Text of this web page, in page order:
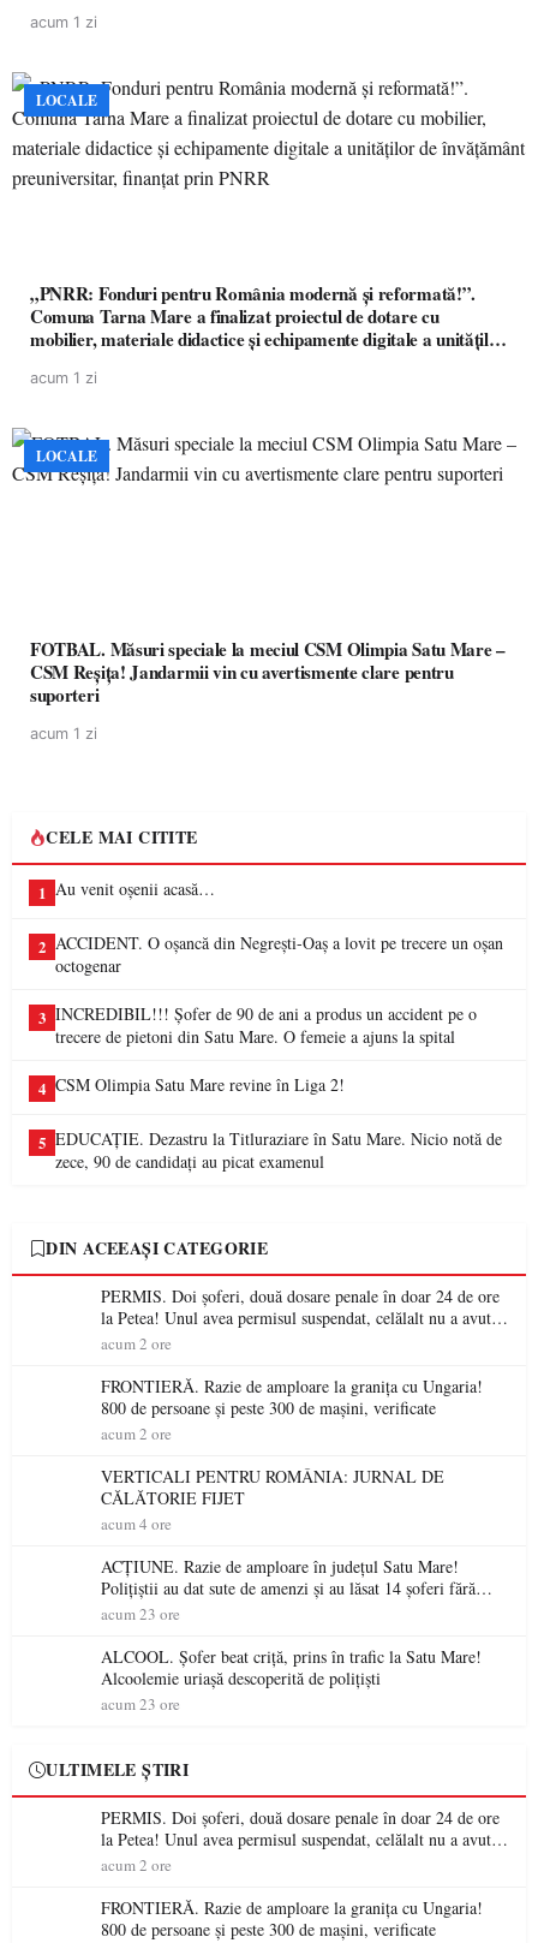
acum 1 zi
LOCALE
„PNRR: Fonduri pentru România modernă și reformată!”.
Comuna Tarna Mare a finalizat proiectul de dotare cu
mobilier, materiale didactice și echipamente digitale a unităților
acum 1 zi
LOCALE
FOTBAL. Măsuri speciale la meciul CSM Olimpia Satu Mare –
CSM Reșița! Jandarmii vin cu avertismente clare pentru
suporteri
acum 1 zi
CELE MAI CITITE
1 Au venit oșenii acasă…
2 ACCIDENT. O oșancă din Negrești-Oaș a lovit pe trecere un oșan
octogenar
3 INCREDIBIL!!! Șofer de 90 de ani a produs un accident pe o
trecere de pietoni din Satu Mare. O femeie a ajuns la spital
4 CSM Olimpia Satu Mare revine în Liga 2!
5 EDUCAȚIE. Dezastru la Titluraziare în Satu Mare. Nicio notă de
zece, 90 de candidați au picat examenul
DIN ACEEAȘI CATEGORIE
PERMIS. Doi șoferi, două dosare penale în doar 24 de ore
la Petea! Unul avea permisul suspendat, celălalt nu a avut
niciodată permis
acum 2 ore
FRONTIERĂ. Razie de amploare la granița cu Ungaria!
800 de persoane și peste 300 de mașini, verificate
acum 2 ore
VERTICALI PENTRU ROMÂNIA: JURNAL DE
CĂLĂTORIE FIJET
acum 4 ore
ACȚIUNE. Razie de amploare în județul Satu Mare!
Polițiștii au dat sute de amenzi și au lăsat 14 șoferi fără
permis într-o singură zi
acum 23 ore
ALCOOL. Șofer beat criță, prins în trafic la Satu Mare!
Alcoolemie uriașă descoperită de polițiști
acum 23 ore
ULTIMELE ȘTIRI
PERMIS. Doi șoferi, două dosare penale în doar 24 de ore
la Petea! Unul avea permisul suspendat, celălalt nu a avut
niciodată permis
acum 2 ore
FRONTIERĂ. Razie de amploare la granița cu Ungaria!
800 de persoane și peste 300 de mașini, verificate